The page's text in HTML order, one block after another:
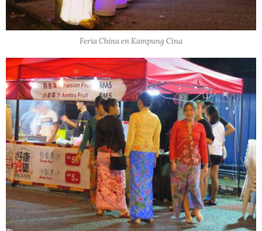
Feria China en Kampung Cina